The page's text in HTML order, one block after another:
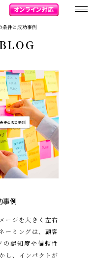
条件と成功事例
事例
ージを大きく左右
ーミングは、顧客
認知度や信頼性
し、インパクトが